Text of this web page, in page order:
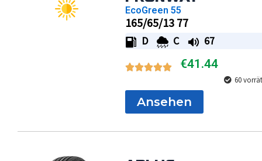
EcoGreen 55
165/65/13 77
D C 67
€41.44
60
Ansehen